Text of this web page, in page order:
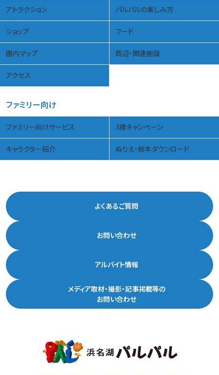
アトラクション パルパルの楽しみ方
ショップ フード
園内マップ 周辺・関連施設
アクセス
ファミリー向け
ファミリー向けサービス 3歳キャンペーン
キャラクター紹介 ぬりえ・絵本ダウンロード
よくあるご質問
お問い合わせ
アルバイト情報
メディア取材・撮影・記事掲載等の
お問い合わせ